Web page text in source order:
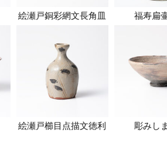
絵瀬戸銅彩網文長角皿 福寿扁
絵瀬戸櫛目点描文徳利 彫みし